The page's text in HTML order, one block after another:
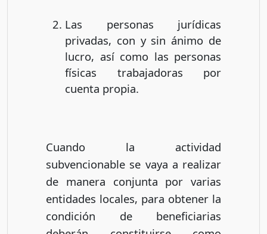
Las personas jurídicas
privadas, con y sin ánimo de
lucro, así como las personas
físicas trabajadoras por
cuenta propia.
Cuando la actividad
subvencionable se vaya a realizar
de manera conjunta por varias
entidades locales, para obtener la
condición de beneficiarias